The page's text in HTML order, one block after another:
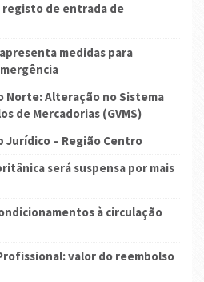
registo de entrada de
medidas para
Norte: Alteração no Sistema
de Mercadorias (GVMS)
Jurídico – Região Centro
será suspensa por mais
à circulação
valor do reembolso